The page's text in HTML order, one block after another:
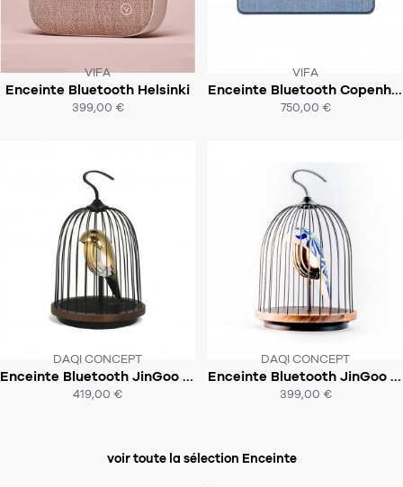
VIFA
Enceinte Bluetooth Helsinki
399,00 €
CE PRODUIT N'EST PLUS EN STOCK
:-(
ACHAT EXPRESS
VIFA
Enceinte Bluetooth Copenhagen
750,00 €
CE PRODUIT N'EST PLUS EN STOCK
:-(
ACHAT EXPRESS
DAQI CONCEPT
Enceinte Bluetooth JinGoo - Le Phénix
419,00 €
CE PRODUIT N'EST PLUS EN STOCK
:-(
ACHAT EXPRESS
DAQI CONCEPT
Enceinte Bluetooth JinGoo - Plume de Chine
399,00 €
CE PRODUIT N'EST PLUS EN STOCK
:-(
ACHAT EXPRESS
voir toute la sélection Enceinte